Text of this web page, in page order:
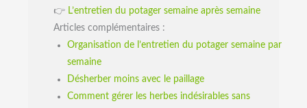
👉 L’entretien du potager semaine après semaine
Articles complémentaires :
Organisation de l’entretien du potager semaine par
semaine
Désherber moins avec le paillage
Comment gérer les herbes indésirables sans